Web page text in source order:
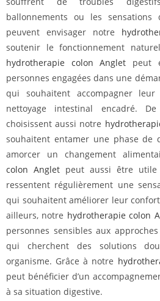
ballonnements ou les sensations
peuvent envisager notre
soutenir le fonctionnement
hydrotherapie colon Anglet peut
personnes engagées dans une
qui souhaitent accompagner
nettoyage intestinal encadré.
choisissent aussi notre
souhaitent entamer une phase de
amorcer un changement
colon Anglet peut aussi être
ressentent régulièrement une
qui souhaitent améliorer leur
ailleurs, notre hydrotherapie colon
personnes sensibles aux
qui cherchent des solutions
organisme. Grâce à notre
peut bénéficier d’un
à sa situation digestive.